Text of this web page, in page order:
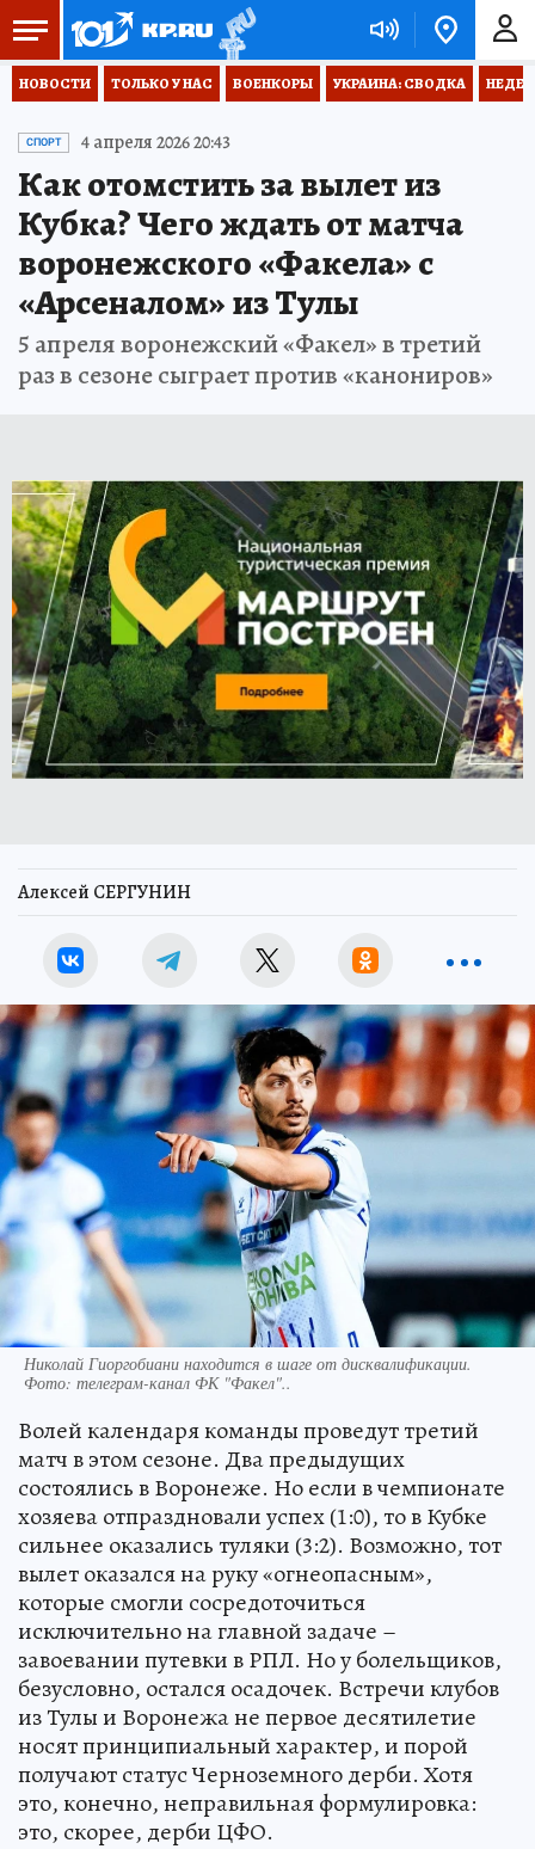
НОВОСТИ ТОЛЬКО У НАС ВОЕНКОРЫ УКРАИНА: СВОДКА
СПОРТ 4 апреля 2026 20:43
Как отомстить за вылет из
Кубка? Чего ждать от матча
воронежского «Факела» с
«Арсеналом» из Тулы
5 апреля воронежский «Факел» в третий
раз в сезоне сыграет против «канониров»
Алексей СЕРГУНИН
Николай Гиоргобиани находится в шаге от дисквалификации.
Фото: телеграм-канал ФК "Факел"..
Волей календаря команды проведут третий
матч в этом сезоне. Два предыдущих
состоялись в Воронеже. Но если в чемпионате
хозяева отпраздновали успех (1:0), то в Кубке
сильнее оказались туляки (3:2). Возможно, тот
вылет оказался на руку «огнеопасным»,
которые смогли сосредоточиться
исключительно на главной задаче –
завоевании путевки в РПЛ. Но у болельщиков,
безусловно, остался осадочек. Встречи клубов
из Тулы и Воронежа не первое десятилетие
носят принципиальный характер, и порой
получают статус Черноземного дерби. Хотя
это, конечно, неправильная формулировка:
это, скорее, дерби ЦФО.